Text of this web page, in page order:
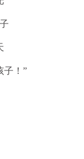
子！”